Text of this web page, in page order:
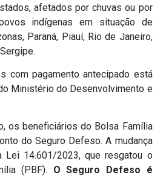
afetados por chuvas ou por
indígenas em situação de
Paraná, Piauí, Rio de Janeiro,
com pagamento antecipado está
Ministério do Desenvolvimento e
os beneficiários do Bolsa Família
do Seguro Defeso. A mudança
Lei 14.601/2023, que resgatou o
(PBF). O Seguro Defeso é